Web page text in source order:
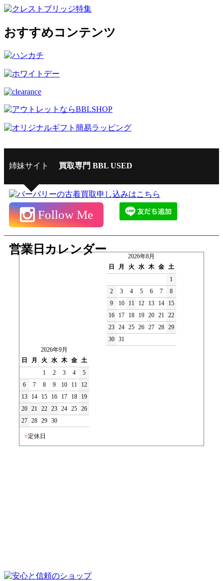
おすすめコンテンツ
姉妹サイト 買取専門 BBL USED
Follow Me
営業日カレンダー
2026年8月
日
月 火 水 木 金 土
1
2
3 4 5 6 7
8
9
10 11 12 13 14
15
16
17 18 19 20 21 22
23 24 25 26 27 28 29
30 31
2026年9月
日
月 火 水 木 金 土
1
2 3 4
5
6
7 8 9 10 11
12
13
14 15 16 17 18
19
20 21 22 23 24 25 26
27 28 29 30
■定休日